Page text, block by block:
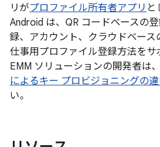
リがプロファイル所有者アプリ と
Android は、QR コードベースの
録、アカウント、クラウドベース
仕事用プロファイル登録方法をサ
EMM ソリューションの開発者は、
によるキー プロビジョニングの
い。